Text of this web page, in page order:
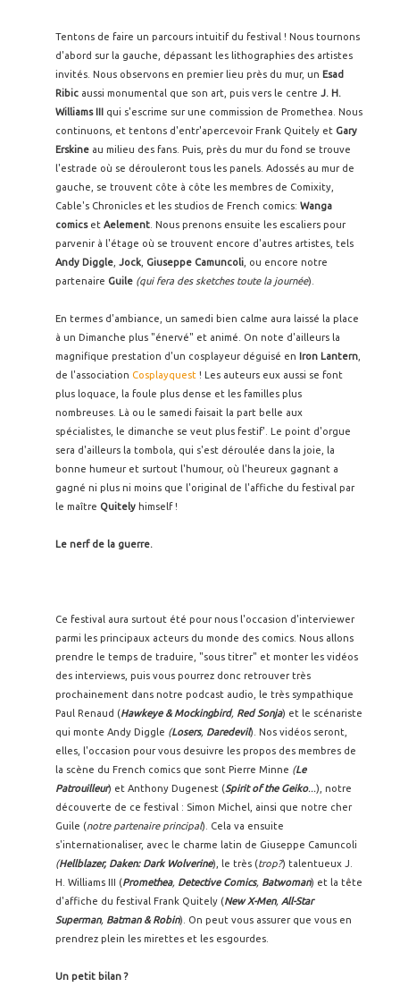
Tentons de faire un parcours intuitif du festival ! Nous tournons
d'abord sur la gauche, dépassant les lithographies des artistes
invités. Nous observons en premier lieu près du mur, un Esad
Ribic aussi monumental que son art, puis vers le centre J. H.
Williams III qui s'escrime sur une commission de Promethea. Nous
continuons, et tentons d'entr'apercevoir Frank Quitely et Gary
Erskine au milieu des fans. Puis, près du mur du fond se trouve
l'estrade où se dérouleront tous les panels. Adossés au mur de
gauche, se trouvent côte à côte les membres de Comixity,
Cable's Chronicles et les studios de French comics: Wanga
comics et Aelement . Nous prenons ensuite les escaliers pour
parvenir à l'étage où se trouvent encore d'autres artistes, tels
Andy Diggle Jock Giuseppe Camuncoli , ou encore notre
partenaire Guile (qui fera des sketches toute la journée).
En termes d'ambiance, un samedi bien calme aura laissé la place
à un Dimanche plus "énervé" et animé. On note d'ailleurs la
magnifique prestation d'un cosplayeur déguisé en Iron Lantern
de l'association Cosplayquest ! Les auteurs eux aussi se font
plus loquace, la foule plus dense et les familles plus
nombreuses. Là ou le samedi faisait la part belle aux
spécialistes, le dimanche se veut plus festif'. Le point d'orgue
sera d'ailleurs la tombola, qui s'est déroulée dans la joie, la
bonne humeur et surtout l'humour, où l'heureux gagnant a
gagné ni plus ni moins que l'original de l'affiche du festival par
le maître Quitely himself !
Le nerf de la guerre.
Ce festival aura surtout été pour nous l'occasion d'interviewer
parmi les principaux acteurs du monde des comics. Nous allons
prendre le temps de traduire, "sous titrer" et monter les vidéos
des interviews, puis vous pourrez donc retrouver très
prochainement dans notre podcast audio, le très sympathique
Paul Renaud (Hawkeye & Mockingbird, Red Sonja) et le scénariste
qui monte Andy Diggle (Losers, Daredevil). Nos vidéos seront,
elles, l'occasion pour vous desuivre les propos des membres de
la scène du French comics que sont Pierre Minne (Le
Patrouilleur) et Anthony Dugenest (Spirit of the Geiko...), notre
découverte de ce festival : Simon Michel, ainsi que notre cher
Guile (notre partenaire principal). Cela va ensuite
s'internationaliser, avec le charme latin de Giuseppe Camuncoli
(Hellblazer, Daken: Dark Wolverine), le très (trop?) talentueux J.
H. Williams III (Promethea, Detective Comics, Batwoman) et la tête
d'affiche du festival Frank Quitely (New X-Men, All-Star
Superman, Batman & Robin). On peut vous assurer que vous en
prendrez plein les mirettes et les esgourdes.
Un petit bilan ?